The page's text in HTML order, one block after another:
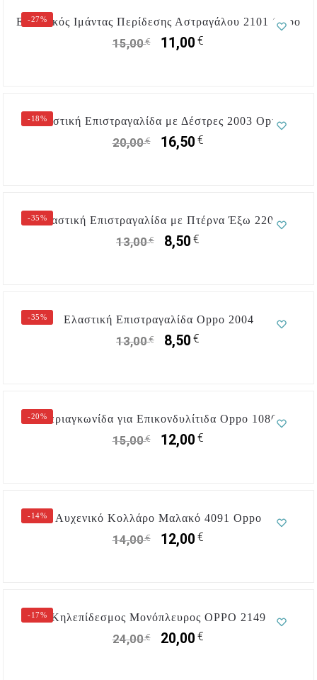
-27%
Ελαστικός Ιμάντας Περίδεσης Αστραγάλου 2101 Oppo
15,00€ 11,00€
-18%
Ελαστική Επιστραγαλίδα με Δέστρες 2003 Oppo
20,00€ 16,50€
-35%Ελαστική Επιστραγαλίδα με Πτέρνα Έξω 2204
13,00€ 8,50€
-35% Ελαστική Επιστραγαλίδα Oppo 2004
13,00€ 8,50€
-20%Περιαγκωνίδα για Επικονδυλίτιδα Oppo 1086
15,00€ 12,00€
-14% Αυχενικό Κολλάρο Μαλακό 4091 Oppo
14,00€ 12,00€
-17% Κηλεπίδεσμος Μονόπλευρος OPPO 2149
24,00€ 20,00€